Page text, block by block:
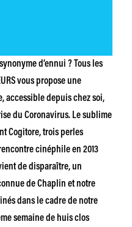
d’ennui ? Tous les
vous propose une
accessible depuis chez soi,
du Coronavirus. Le sublime
Cogitore, trois perles
cinéphile en 2013
de disparaître, un
de Chaplin et notre
dans le cadre de notre
semaine de huis clos